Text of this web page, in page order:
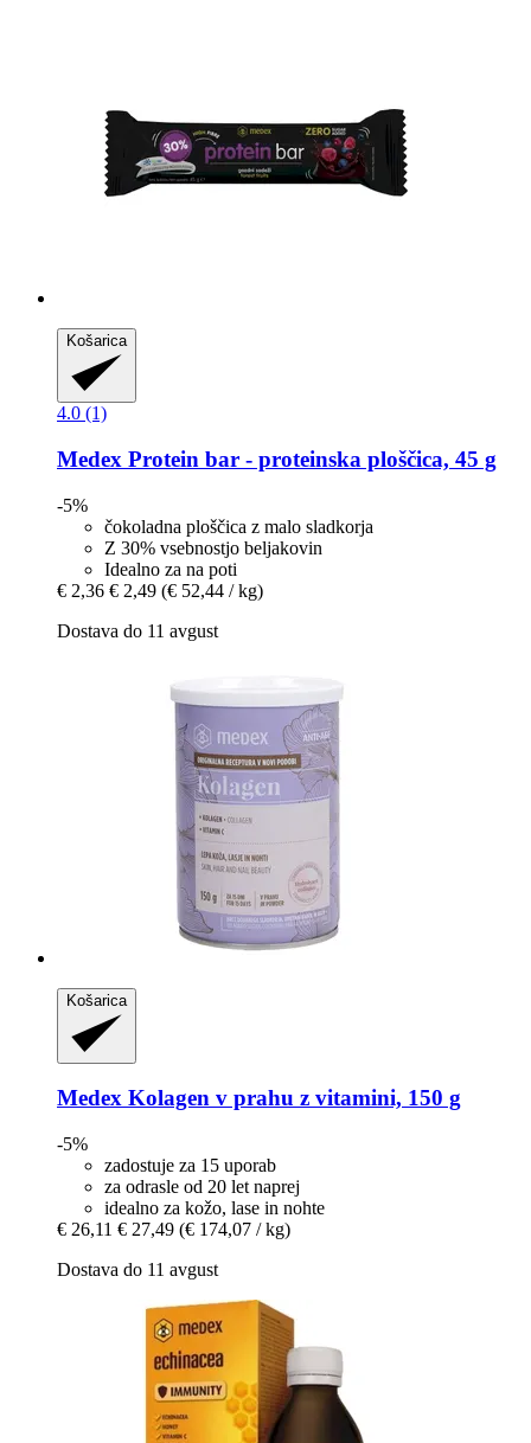
Košarica
4.0 (1)
Medex Protein bar -​ proteinska ploščica, 45 g
-5%
čokoladna ploščica z malo sladkorja
Z 30% vsebnostjo beljakovin
Idealno za na poti
€ 2,36 € 2,49 (€ 52,44 / kg)
Dostava do 11 avgust
Košarica
Medex Kolagen v prahu z vitamini, 150 g
-5%
zadostuje za 15 uporab
za odrasle od 20 let naprej
idealno za kožo, lase in nohte
€ 26,11 € 27,49 (€ 174,07 / kg)
Dostava do 11 avgust